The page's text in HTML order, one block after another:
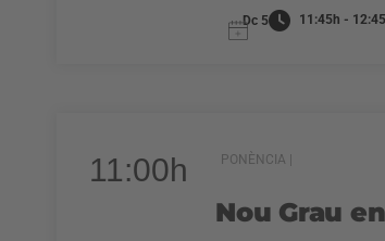
Dc 5 11:45h -
11:00h PONÈNCIA |
Nou Grau